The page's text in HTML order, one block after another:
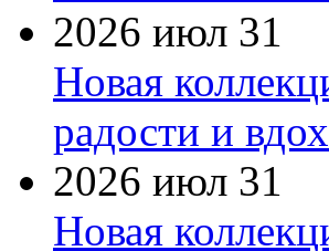
2026 июл 31
Новая
радости и
2026 июл 31
Новая